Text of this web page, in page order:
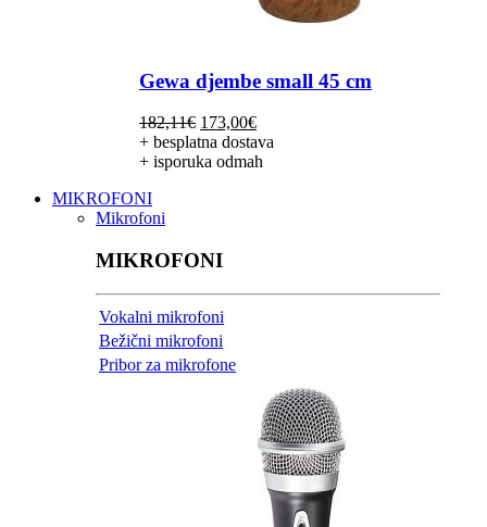
Gewa djembe small 45 cm
182,11€ Izvorna
cijena
bila
173,00€Trenutna
cijena
je:
+ besplatna dostava
+ isporuka odmah
MIKROFONI
Mikrofoni
MIKROFONI
Vokalni mikrofoni
Bežični mikrofoni
Pribor za mikrofone